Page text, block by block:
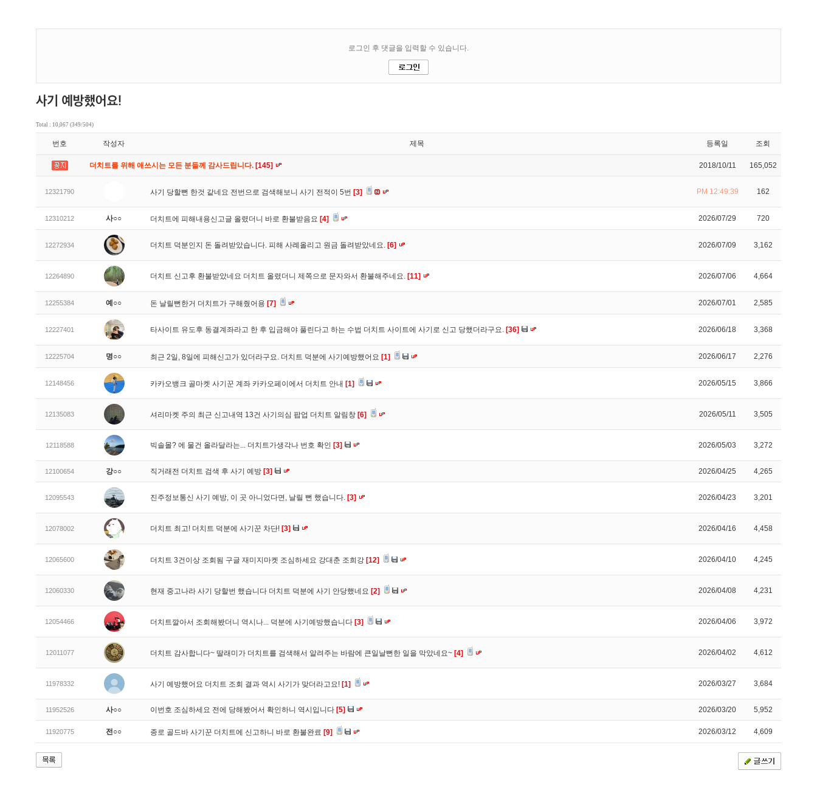
Total : 10,067 (349/504)
번호 작성자 제목 등록일 조회
더치트를 위해 애쓰시는 모든 분들께 감사드립니다. [145] 2018/10/11 165,052
12321790 사기 당할뻔 한것 같네요 전번으로 검색해보니 사기 전적이 5번 [3] PM 12:49:39 162
12310212 사○○ 더치트에 피해내용신고글 올렸더니 바로 환불받음요 [4] 2026/07/29 720
12272934 더치트 덕분인지 돈 돌려받았습니다. 피해 사례올리고 원금 돌려받았네요. [6] 2026/07/09 3,162
12264890 더치트 신고후 환불받았네요 더치트 올렸더니 제쪽으로 문자와서 환불해주네요. [11] 2026/07/06 4,664
12255384 예○○ 돈 날릴뻔한거 더치트가 구해줬어용 [7] 2026/07/01 2,585
12227401 타사이트 유도후 동결계좌라고 한 후 입금해야 풀린다고 하는 수법 더치트 사이트에 사기로 신고 당했더라구요. [36] 2026/06/18 3,368
12225704 명○○ 최근 2일, 8일에 피해신고가 있더라구요. 더치트 덕분에 사기예방했어요 [1] 2026/06/17 2,276
12148456 카카오뱅크 골마켓 사기꾼 계좌 카카오페이에서 더치트 안내 [1] 2026/05/15 3,866
12135083 셔리마켓 주의 최근 신고내역 13건 사기의심 팝업 더치트 알림창 [6] 2026/05/11 3,505
12118588 빅솔몰? 에 물건 올라달라는... 더치트가생각나 번호 확인 [3] 2026/05/03 3,272
12100654 강○○ 직거래전 더치트 검색 후 사기 예방 [3] 2026/04/25 4,265
12095543 진주정보통신 사기 예방, 이 곳 아니었다면, 날릴 뻔 했습니다. [3] 2026/04/23 3,201
12078002 더치트 최고! 더치트 덕분에 사기꾼 차단! [3] 2026/04/16 4,458
12065600 더치트 3건이상 조회됨 구글 재미지마켓 조심하세요 강대춘 조희강 [12] 2026/04/10 4,245
12060330 현재 중고나라 사기 당할번 했습니다 더치트 덕분에 사기 안당했네요 [2] 2026/04/08 4,231
12054466 더치트깔아서 조회해봤더니 역시나... 덕분에 사기예방했습니다 [3] 2026/04/06 3,972
12011077 더치트 감사합니다~ 딸래미가 더치트를 검색해서 알려주는 바람에 큰일날뻔한 일을 막았네요~ [4] 2026/04/02 4,612
11978332 사기 예방했어요 더치트 조회 결과 역시 사기가 맞더라고요! [1] 2026/03/27 3,684
11952526 사○○ 이번호 조심하세요 전에 당해봤어서 확인하니 역시입니다 [5] 2026/03/20 5,952
11920775 전○○ 종로 골드바 사기꾼 더치트에 신고하니 바로 환불완료 [9] 2026/03/12 4,609